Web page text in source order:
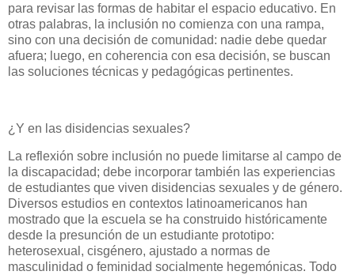
para revisar las formas de habitar el espacio educativo. En
otras palabras, la inclusión no comienza con una rampa,
sino con una decisión de comunidad: nadie debe quedar
afuera; luego, en coherencia con esa decisión, se buscan
las soluciones técnicas y pedagógicas pertinentes.
¿Y en las disidencias sexuales?
La reflexión sobre inclusión no puede limitarse al campo de
la discapacidad; debe incorporar también las experiencias
de estudiantes que viven disidencias sexuales y de género.
Diversos estudios en contextos latinoamericanos han
mostrado que la escuela se ha construido históricamente
desde la presunción de un estudiante prototipo:
heterosexual, cisgénero, ajustado a normas de
masculinidad o feminidad socialmente hegemónicas. Todo